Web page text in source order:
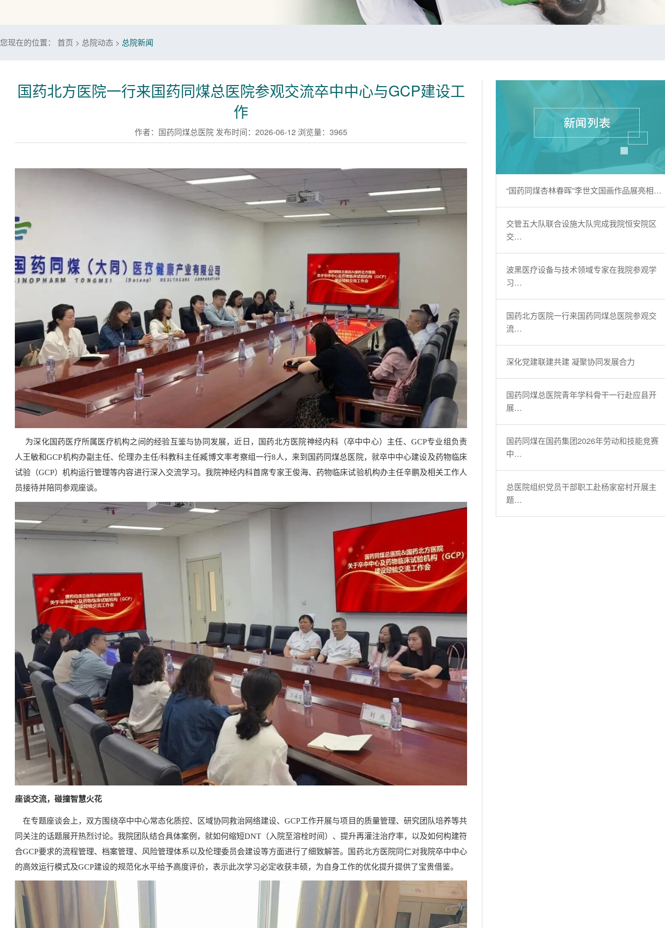
您现在的位置： 首页 > 总院动态 > 总院新闻
国药北方医院一行来国药同煤总医院参观交流卒中中心与GCP建设工
作
作者：国药同煤总医院 发布时间：2026-06-12 浏览量： 3965
为深化国药医疗所属医疗机构之间的经验互鉴与协同发展，近日，国药北方医院神经内科（卒中中心）主任、GCP专业组负责
人王敏和GCP机构办副主任、伦理办主任/科教科主任臧博文率考察组一行8人，来到国药同煤总医院，就卒中中心建设及药物临床
试验（GCP）机构运行管理等内容进行深入交流学习。我院神经内科首席专家王俊海、药物临床试验机构办主任辛鹏及相关工作人
员接待并陪同参观座谈。
座谈交流，碰撞智慧火花
在专题座谈会上，双方围绕卒中中心常态化质控、区域协同救治网络建设、GCP工作开展与项目的质量管理、研究团队培养等共
同关注的话题展开热烈讨论。我院团队结合具体案例，就如何缩短DNT（入院至溶栓时间）、提升再灌注治疗率，以及如何构建符
合GCP要求的流程管理、档案管理、风险管理体系以及伦理委员会建设等方面进行了细致解答。国药北方医院同仁对我院卒中中心
的高效运行模式及GCP建设的规范化水平给予高度评价，表示此次学习必定收获丰硕，为自身工作的优化提升提供了宝贵借鉴。
“国药同煤杏林春晖”李世文国画作品展亮相…
交管五大队联合设施大队完成我院恒安院区
交…
波黑医疗设备与技术领域专家在我院参观学
习…
国药北方医院一行来国药同煤总医院参观交
流…
深化党建联建共建 凝聚协同发展合力
国药同煤总医院青年学科骨干一行赴应县开
展…
国药同煤在国药集团2026年劳动和技能竞赛
中…
总医院组织党员干部职工赴杨家窑村开展主
题…